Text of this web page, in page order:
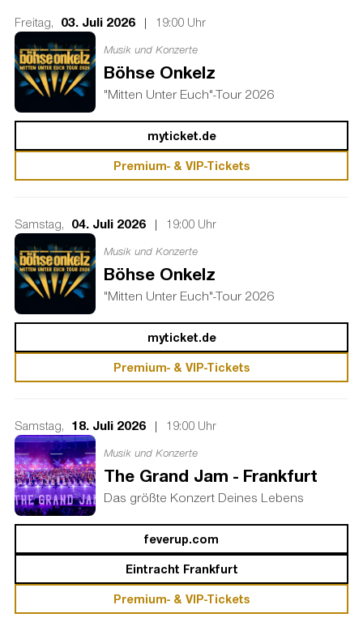
Freitag, 03. Juli 2026 | 19:00 Uhr
Musik und Konzerte
Böhse Onkelz
"Mitten Unter Euch"-Tour 2026
myticket.de
Premium- & VIP-Tickets
Samstag, 04. Juli 2026 | 19:00 Uhr
Musik und Konzerte
Böhse Onkelz
"Mitten Unter Euch"-Tour 2026
myticket.de
Premium- & VIP-Tickets
Samstag, 18. Juli 2026 | 19:00 Uhr
Musik und Konzerte
The Grand Jam - Frankfurt
Das größte Konzert Deines Lebens
feverup.com
Eintracht Frankfurt
Premium- & VIP-Tickets